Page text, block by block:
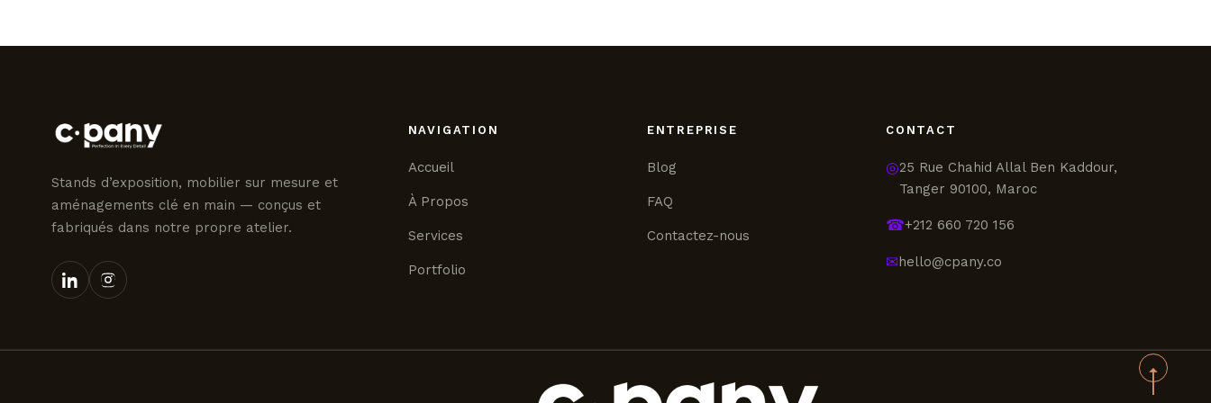
Stands d’exposition, mobilier sur mesure et
aménagements clé en main — conçus et
fabriqués dans notre propre atelier.
NAVIGATION
Accueil
À Propos
Services
Portfolio
ENTREPRISE
Blog
FAQ
Contactez-nous
CONTACT
◎25 Rue Chahid Allal Ben Kaddour,
Tanger 90100, Maroc
☎+212 660 720 156
✉hello@cpany.co